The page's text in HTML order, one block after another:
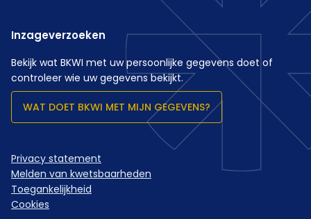
Inzageverzoeken
Bekijk wat BKWI met uw persoonlijke gegevens doet of
controleer wie uw gegevens bekijkt.
WAT DOET BKWI MET MIJN GEGEVENS?
Privacy statement
Melden van kwetsbaarheden
Toegankelijkheid
Cookies